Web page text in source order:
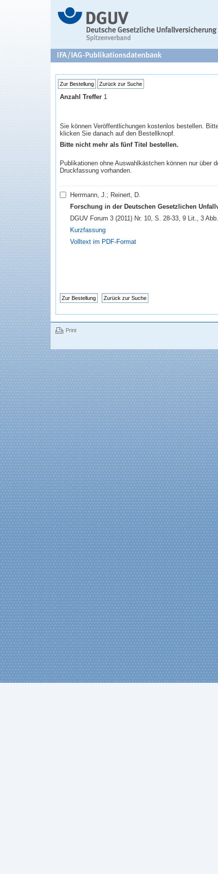
Anzahl Treffer1
Sie können Veröffentlichungen kostenlos bestellen.
klicken Sie danach auf den Bestellknopf.
Bitte nicht mehr als fünf Titel bestellen.
Publikationen ohne Auswahlkästchen können nur
Druckfassung vorhanden.
Herrmann, J.; Reinert, D.
Forschung in der Deutschen Gesetzlichen
DGUV Forum 3 (2011) Nr. 10, S. 28-33, 9 Lit., 3
Kurzfassung
Volltext im PDF-Format
Print